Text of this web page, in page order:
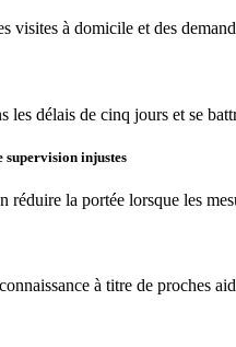
visites à domicile et des
les délais de cinq jours et se
supervision injustes
la portée lorsque les
à titre de proches